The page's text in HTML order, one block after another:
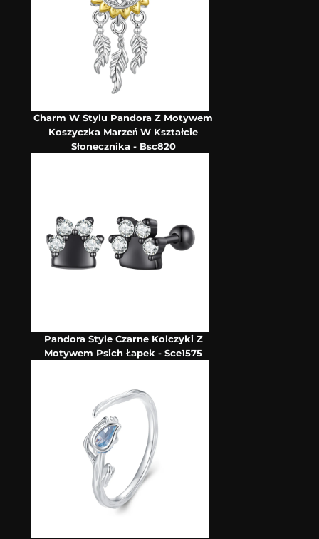
Charm W Stylu Pandora Z Motywem
Koszyczka Marzeń W Kształcie
Słonecznika - Bsc820
Pandora Style Czarne Kolczyki Z
Motywem Psich Łapek - Sce1575